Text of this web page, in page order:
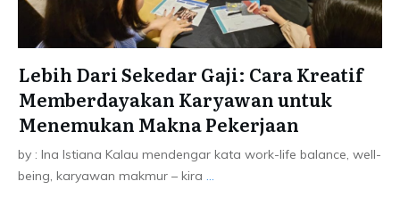
Lebih Dari Sekedar Gaji: Cara Kreatif
Memberdayakan Karyawan untuk
Menemukan Makna Pekerjaan
by : Ina Istiana Kalau mendengar kata work-life balance, well-
being, karyawan makmur – kira ...